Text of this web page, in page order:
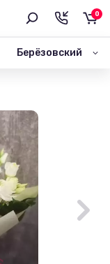
Берёзовский
0